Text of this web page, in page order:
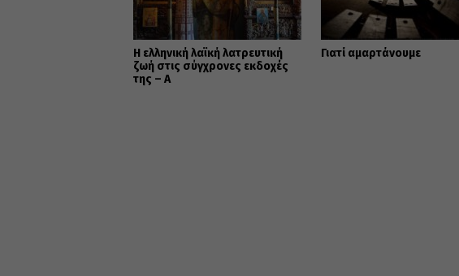
Η ελληνική λαϊκή λατρευτική
ζωή στις σύγχρονες εκδοχές
της – Α΄
Γιατί αμαρτάνουμε